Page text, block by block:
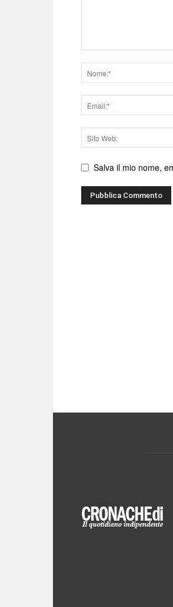
Nome
Email
Sito
web
Salva il mio nome,